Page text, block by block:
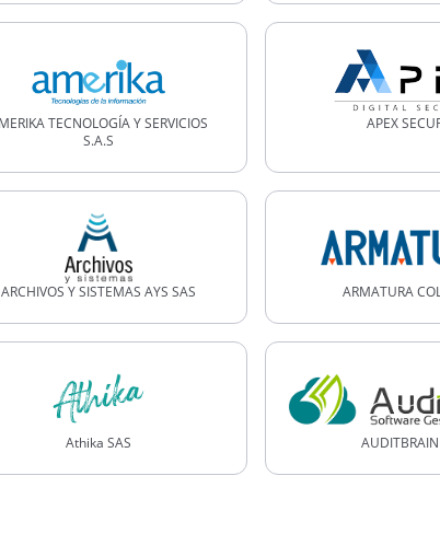
TECNOLOGÍA Y SERVICIOS
S.A.S
APEX
ARCHIVOS Y SISTEMAS AYS SAS ARMATURA
Athika SAS